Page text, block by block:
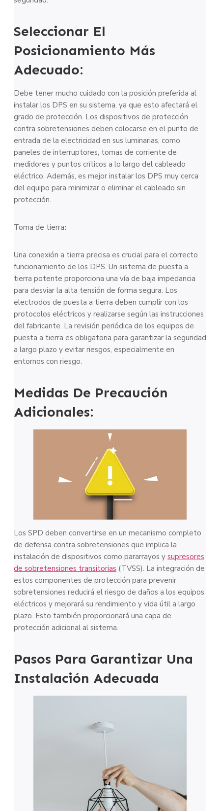
Seleccionar El
Posicionamiento Más
Adecuado:
Debe tener mucho cuidado con la posición preferida al
instalar los DPS en su sistema, ya que esto afectará el
grado de protección. Los dispositivos de protección
contra sobretensiones deben colocarse en el punto de
entrada de la electricidad en sus luminarias, como
paneles de interruptores, tomas de corriente de
medidores y puntos críticos a lo largo del cableado
eléctrico. Además, es mejor instalar los DPS muy cerca
del equipo para minimizar o eliminar el cableado sin
protección.
Toma de tierra:
Una conexión a tierra precisa es crucial para el correcto
funcionamiento de los DPS. Un sistema de puesta a
tierra potente proporciona una vía de baja impedancia
para desviar la alta tensión de forma segura. Los
electrodos de puesta a tierra deben cumplir con los
protocolos eléctricos y realizarse según las instrucciones
del fabricante. La revisión periódica de los equipos de
puesta a tierra es obligatoria para garantizar la seguridad
a largo plazo y evitar riesgos, especialmente en
entornos con riesgo.
Medidas De Precaución
Adicionales:
Los SPD deben convertirse en un mecanismo completo
de defensa contra sobretensiones que implica la
instalación de dispositivos como pararrayos y supresores
de sobretensiones transitorias (TVSS). La integración de
estos componentes de protección para prevenir
sobretensiones reducirá el riesgo de daños a los equipos
eléctricos y mejorará su rendimiento y vida útil a largo
plazo. Esto también proporcionará una capa de
protección adicional al sistema.
Pasos Para Garantizar Una
Instalación Adecuada